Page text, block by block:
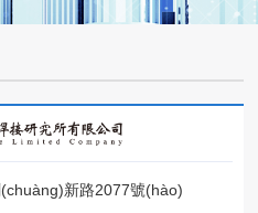
新路2077號(hào)